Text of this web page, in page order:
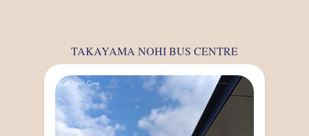
TAKAYAMA NOHI BUS CENTRE